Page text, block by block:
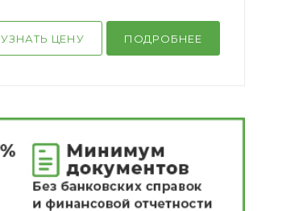
УЗНАТЬ ЦЕНУ ПОДРОБНЕЕ